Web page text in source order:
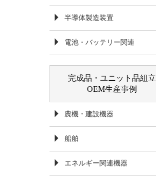
半導体製造装置
電池・バッテリー関連
完成品・ユニット品組立
OEM生産事例
農機・建設機器
船舶
エネルギー関連機器